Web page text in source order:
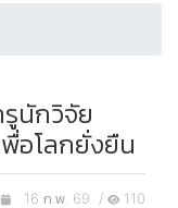
นักวิจัย
อโลกยั่งยืน
16 ก.พ. 69 / 110